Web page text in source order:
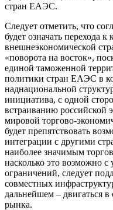
стран ЕАЭС.
Следует отметить, что
будет означать перехода
внешнеэкономической
«поворота на восток»,
единой таможенной
политики стран ЕАЭС в
наднациональной
инициатива, с одной
встраиванию
мировой торгово-
будет препятствовать
интеграции с другими
наиболее значимым
насколько это возможно
ограничений, следует
совместных
дальнейшем – двигаться
рынка.